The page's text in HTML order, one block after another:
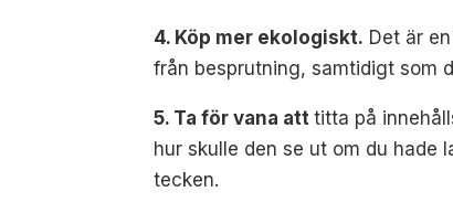
4. Köp mer ekologiskt. Det är
från besprutning, samtidigt som
5. Ta för vana atttitta på
hur skulle den se ut om du hade
tecken.